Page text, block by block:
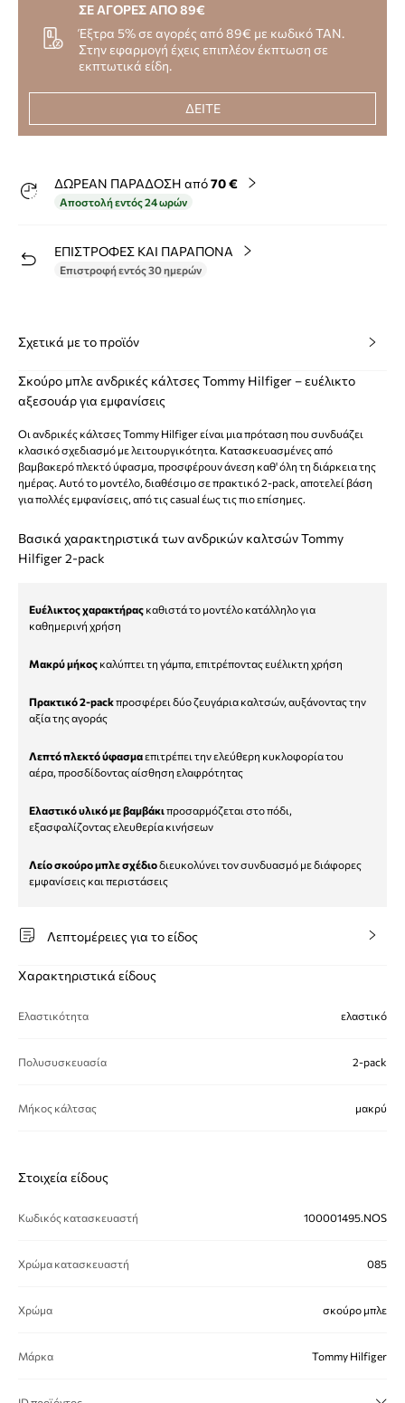
ΣΕ ΑΓΟΡΕΣ ΑΠΟ 89€
Έξτρα 5% σε αγορές από 89€ με κωδικό TAN.
Στην εφαρμογή έχεις επιπλέον έκπτωση σε
εκπτωτικά είδη.
ΔΕΙΤΕ
ΔΩΡΕΑΝ ΠΑΡΑΔΟΣΗ από70 €
Αποστολή εντός 24 ωρών
ΕΠΙΣΤΡΟΦΕΣ ΚΑΙ ΠΑΡΑΠΟΝΑ
Επιστροφή εντός 30 ημερών
Σχετικά με το προϊόν
Σκούρο μπλε ανδρικές κάλτσες Tommy Hilfiger – ευέλικτο
αξεσουάρ για εμφανίσεις
Οι ανδρικές κάλτσες Tommy Hilfiger είναι μια πρόταση που συνδυάζει
κλασικό σχεδιασμό με λειτουργικότητα. Κατασκευασμένες από
βαμβακερό πλεκτό ύφασμα, προσφέρουν άνεση καθ' όλη τη διάρκεια της
ημέρας. Αυτό το μοντέλο, διαθέσιμο σε πρακτικό 2-pack, αποτελεί βάση
για πολλές εμφανίσεις, από τις casual έως τις πιο επίσημες.
Βασικά χαρακτηριστικά των ανδρικών καλτσών Tommy
Hilfiger 2-pack
Ευέλικτος χαρακτήρας καθιστά το μοντέλο κατάλληλο για
καθημερινή χρήση
Μακρύ μήκος καλύπτει τη γάμπα, επιτρέποντας ευέλικτη χρήση
Πρακτικό 2-packπροσφέρει δύο ζευγάρια καλτσών, αυξάνοντας την
αξία της αγοράς
Λεπτό πλεκτό ύφασμαεπιτρέπει την ελεύθερη κυκλοφορία του
αέρα, προσδίδοντας αίσθηση ελαφρότητας
Ελαστικό υλικό με βαμβάκιπροσαρμόζεται στο πόδι,
εξασφαλίζοντας ελευθερία κινήσεων
Λείο σκούρο μπλε σχέδιοδιευκολύνει τον συνδυασμό με διάφορες
εμφανίσεις και περιστάσεις
Λεπτομέρειες για το είδος
Χαρακτηριστικά είδους
Ελαστικότητα ελαστικό
Πολυσυσκευασία 2-pack
Μήκος κάλτσας μακρύ
Στοιχεία είδους
Κωδικός κατασκευαστή 100001495.NOS
Χρώμα κατασκευαστή 085
Χρώμα σκούρο μπλε
Μάρκα Tommy Hilfiger